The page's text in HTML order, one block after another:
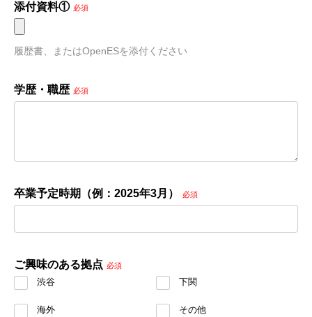
添付資料① 必須
履歴書、またはOpenESを添付ください
学歴・職歴 必須
卒業予定時期（例：2025年3月） 必須
ご興味のある拠点 必須
渋谷 下関
海外 その他